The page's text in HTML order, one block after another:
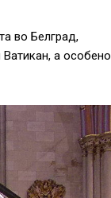
во Белград,
Ватикан, а особено